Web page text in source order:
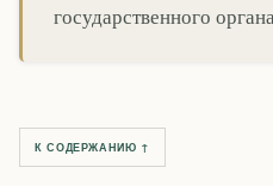
государственного
К СОДЕРЖАНИЮ ↑